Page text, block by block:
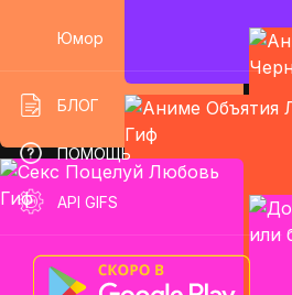
Юмор
БЛОГ
ПОМОЩЬ
API GIFS